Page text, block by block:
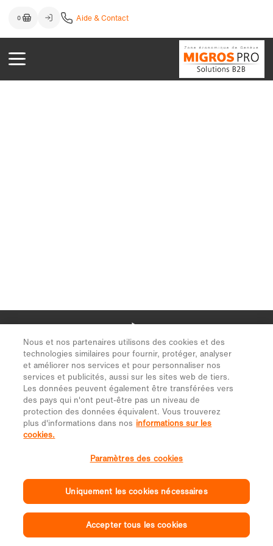
Nous et nos partenaires utilisons des cookies et des
technologies similaires pour fournir, protéger, analyser
et améliorer nos services et pour personnaliser nos
services et publicités, aussi sur les sites web de tiers.
Les données peuvent également être transférées vers
des pays qui n'ont peut-être pas un niveau de
protection des données équivalent. Vous trouverez
plus d'informations dans nos informations sur les
cookies.
Paramètres des cookies
Uniquement les cookies nécessaires
Accepter tous les cookies